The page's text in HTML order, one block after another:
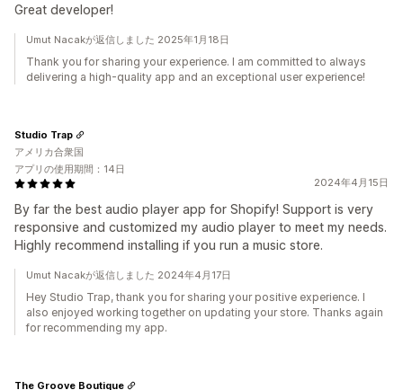
Great developer!
Umut Nacakが返信しました 2025年1月18日
Thank you for sharing your experience. I am committed to always
delivering a high-quality app and an exceptional user experience!
2024年4月15日
By far the best audio player app for Shopify! Support is very
responsive and customized my audio player to meet my needs.
Highly recommend installing if you run a music store.
Studio Trap
アメリカ合衆国
アプリの使用期間：14日
Umut Nacakが返信しました 2024年4月17日
Hey Studio Trap, thank you for sharing your positive experience. I
also enjoyed working together on updating your store. Thanks again
for recommending my app.
The Groove Boutique